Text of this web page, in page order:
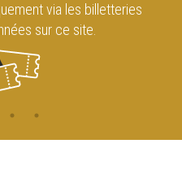
via les billetteries
sur ce site.